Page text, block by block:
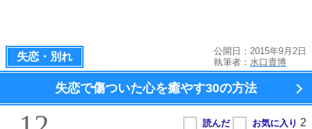
失恋・別れ
公開日：2015年9月2日
執筆者： 水口貴博
失恋で傷ついた心を癒やす30の方法